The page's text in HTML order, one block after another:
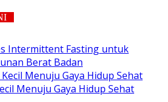
Intermittent Fasting untuk
Berat Badan
Menuju Gaya Hidup Sehat
Menuju Gaya Hidup Sehat